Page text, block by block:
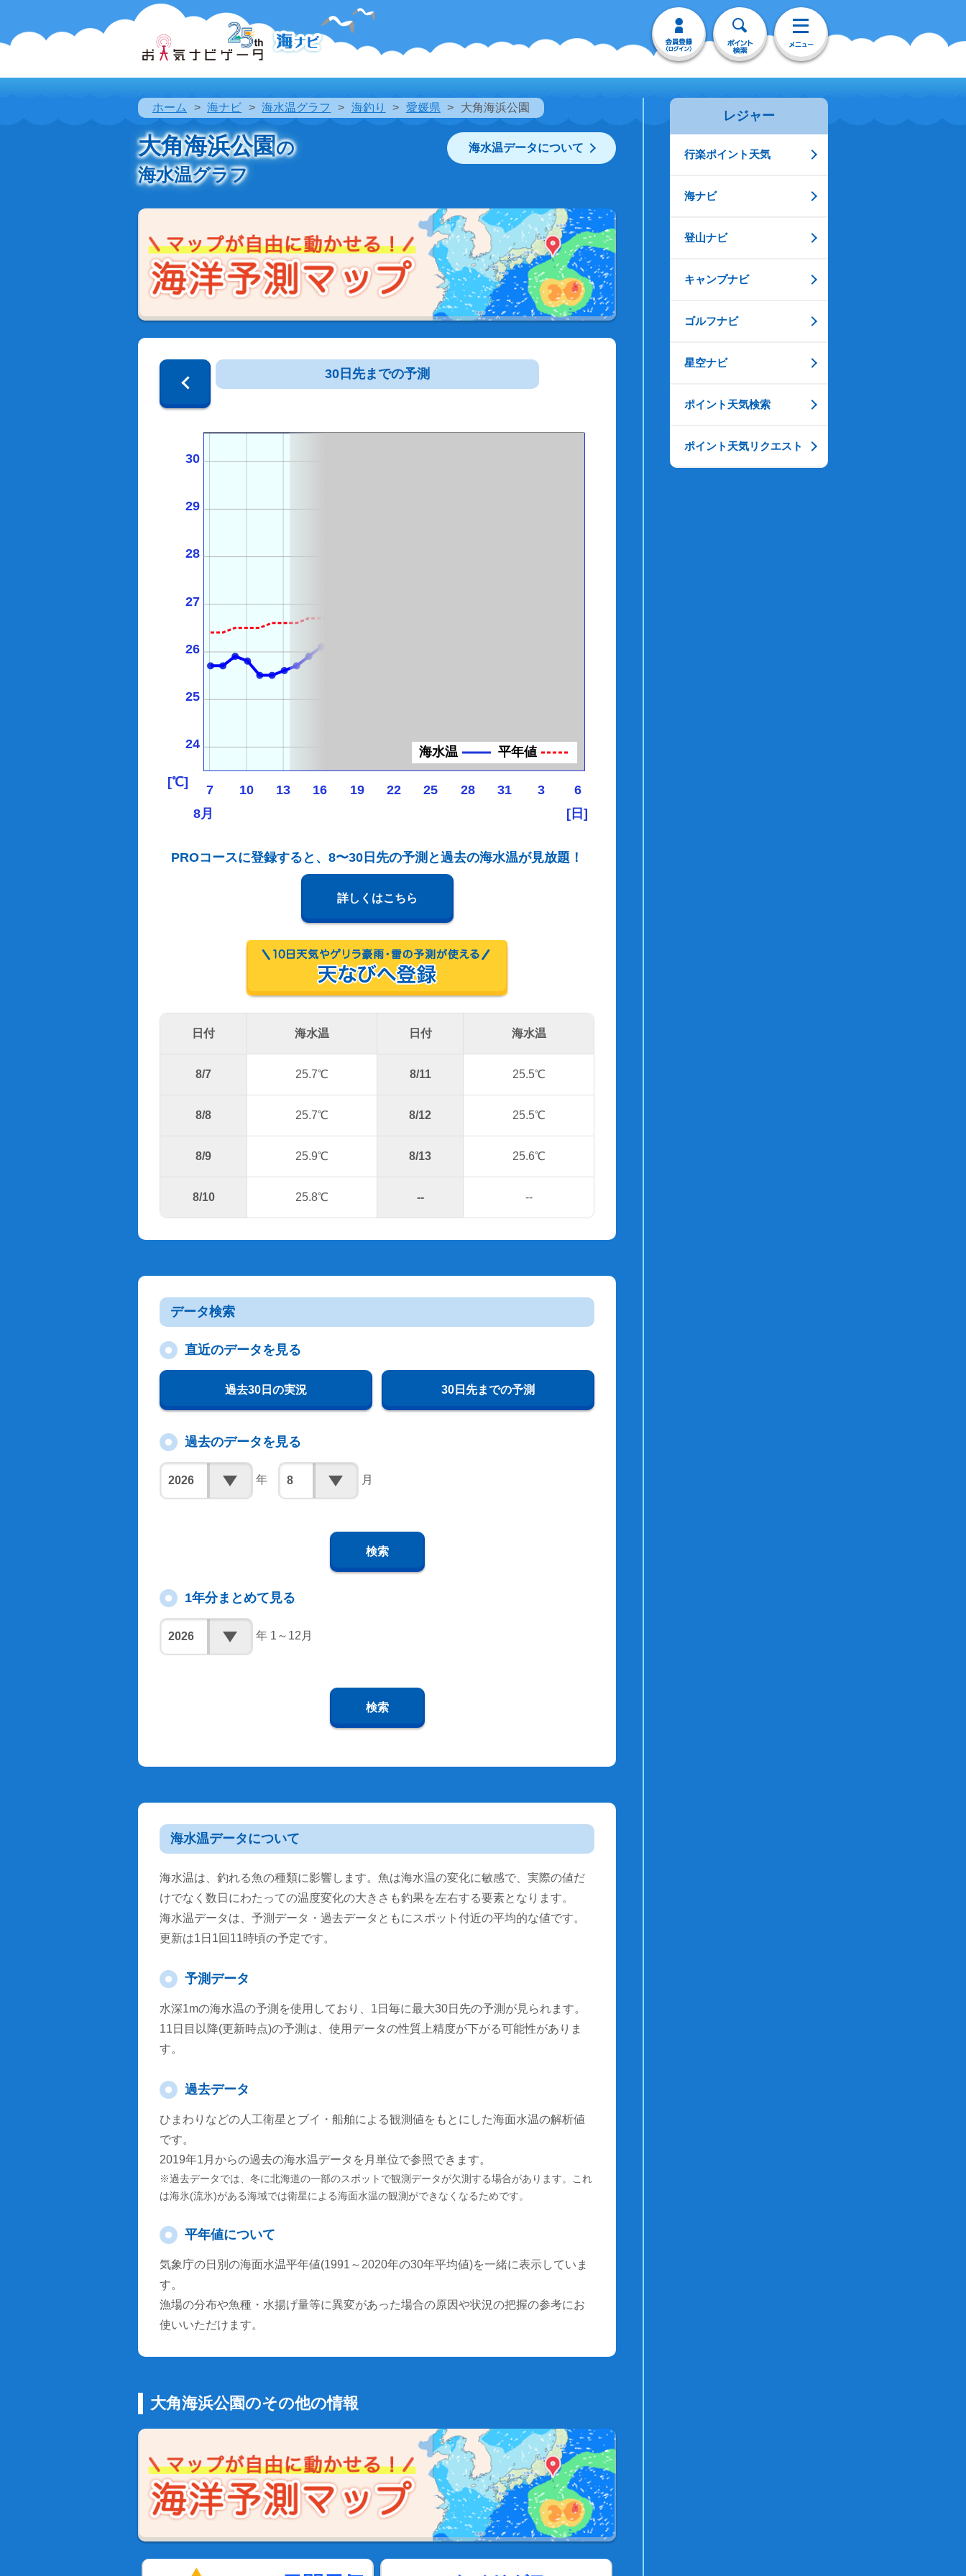
ホーム 海ナビ 海水温グラフ 海釣り 愛媛県 大角海浜公園
大角海浜公園の
海水温グラフ
海水温データについて
30日先までの予測
7 10 13 16 19 22 25 28 31 3 6
[日]
24
25
26
27
28
29
30
[℃]
8月
海水温 平年値
PROコースに登録すると、8〜30日先の予測と過去の海水温が見放題！
詳しくはこちら
日付 海水温 日付 海水温
8/7 25.7℃ 8/11 25.5℃
8/8 25.7℃ 8/12 25.5℃
8/9 25.9℃ 8/13 25.6℃
8/10 25.8℃ -- --
データ検索
直近のデータを見る
過去30日の実況 30日先までの予測
過去のデータを見る
年 月
検索
1年分まとめて見る
年 1～12月
検索
海水温データについて
海水温は、釣れる魚の種類に影響します。魚は海水温の変化に敏感で、実際の値だ
けでなく数日にわたっての温度変化の大きさも釣果を左右する要素となります。
海水温データは、予測データ・過去データともにスポット付近の平均的な値です。
更新は1日1回11時頃の予定です。
予測データ
水深1mの海水温の予測を使用しており、1日毎に最大30日先の予測が見られます。
11日目以降(更新時点)の予測は、使用データの性質上精度が下がる可能性がありま
す。
過去データ
ひまわりなどの人工衛星とブイ・船舶による観測値をもとにした海面水温の解析値
です。
2019年1月からの過去の海水温データを月単位で参照できます。
※過去データでは、冬に北海道の一部のスポットで観測データが欠測する場合があります。これ
は海氷(流氷)がある海域では衛星による海面水温の観測ができなくなるためです。
平年値について
気象庁の日別の海面水温平年値(1991～2020年の30年平均値)を一緒に表示していま
す。
漁場の分布や魚種・水揚げ量等に異変があった場合の原因や状況の把握の参考にお
使いいただけます。
大角海浜公園のその他の情報
レジャー
行楽ポイント天気
海ナビ
登山ナビ
キャンプナビ
ゴルフナビ
星空ナビ
ポイント天気検索
ポイント天気リクエスト